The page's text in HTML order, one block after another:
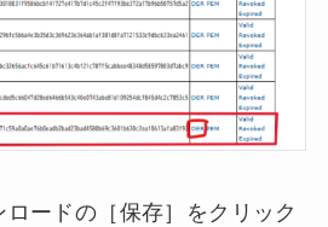
ロードの［保存］をクリック